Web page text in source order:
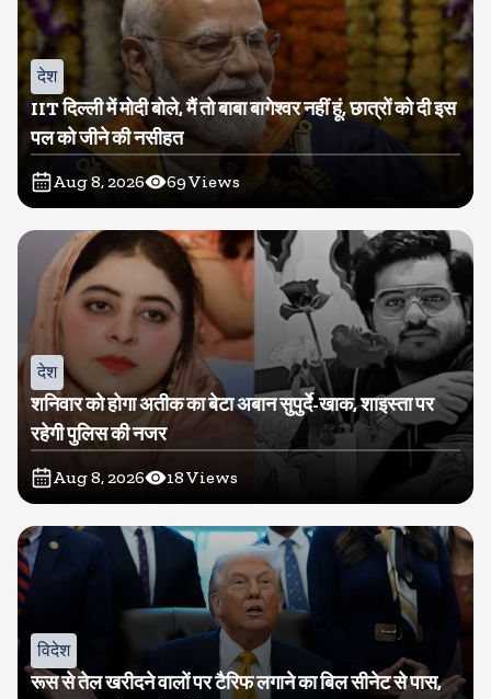
देश
IIT दिल्ली में मोदी बोले, मैं तो बाबा बागेश्वर नहीं हूं, छात्रों को दी इस
पल को जीने की नसीहत
Aug 8, 2026 69Views
देश
शनिवार को होगा अतीक का बेटा अबान सुपुर्दे-खाक, शाइस्ता पर
रहेगी पुलिस की नजर
Aug 8, 2026 18Views
विदेश
रूस से तेल खरीदने वालों पर टैरिफ लगाने का बिल सीनेट से पास,